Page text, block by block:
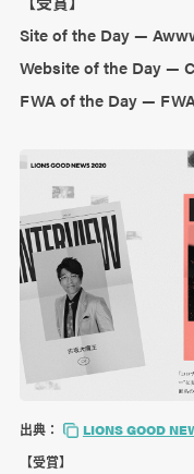
Site of the Day —
Website of the Day —
FWA of the Day —
出典：
LIONS GOOD
【受賞】